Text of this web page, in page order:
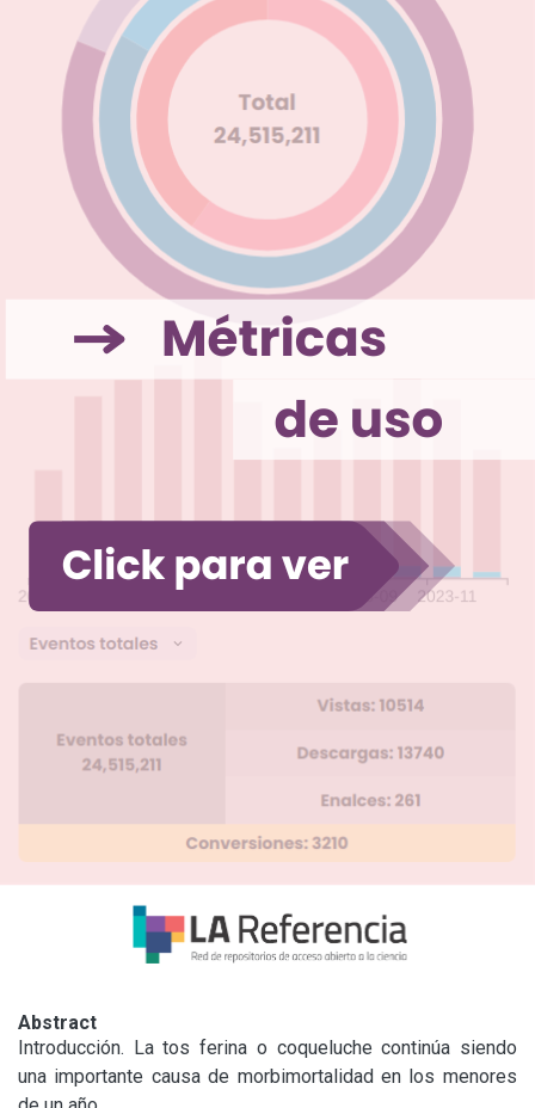
Abstract
Introducción. La tos ferina o coqueluche continúa siendo
una importante causa de morbimortalidad en los menores